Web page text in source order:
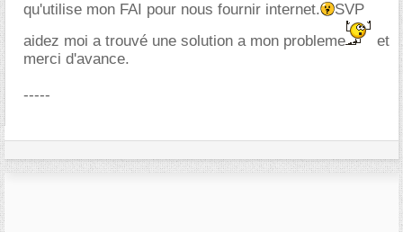
qu'utilise mon FAI pour nous fournir internet.
SVP
aidez moi a trouvé une solution a mon probleme
et
merci d'avance.
-----